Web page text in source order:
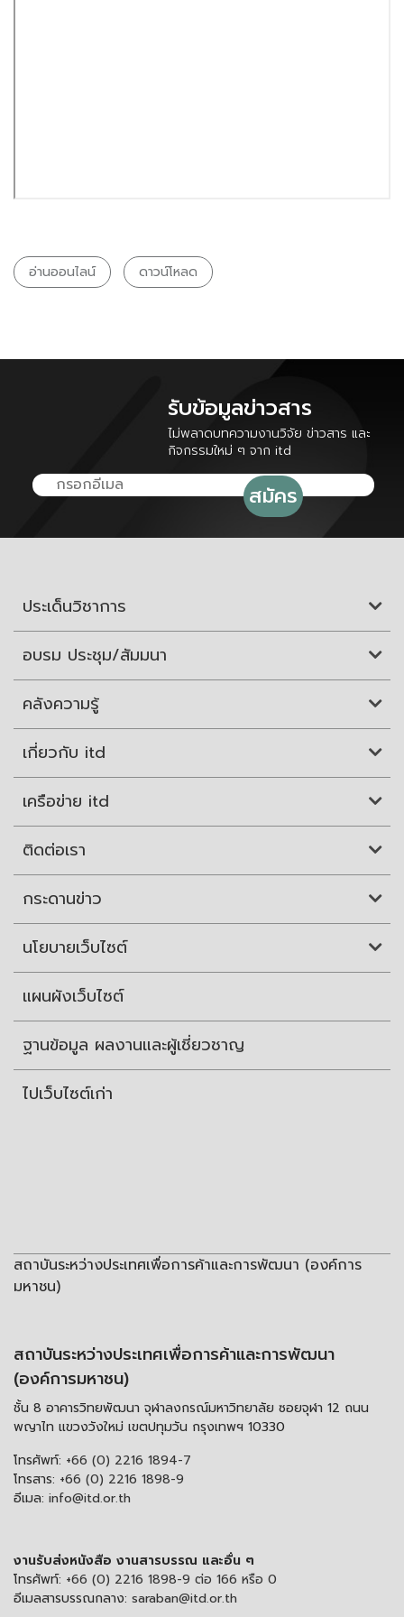
อ่านออนไลน์ ดาวน์โหลด
รับข้อมูลข่าวสาร
ไม่พลาดบทความงานวิจัย ข่าวสาร และ
กิจกรรมใหม่ ๆ จาก itd
ประเด็นวิชาการ
อบรม ประชุม/สัมมนา
คลังความรู้
เกี่ยวกับ itd
เครือข่าย itd
ติดต่อเรา
กระดานข่าว
นโยบายเว็บไซต์
แผนผังเว็บไซต์
ฐานข้อมูล ผลงานและผู้เชี่ยวชาญ
ไปเว็บไซต์เก่า
สถาบันระหว่างประเทศเพื่อการค้าและการพัฒนา (องค์การ
มหาชน)
สถาบันระหว่างประเทศเพื่อการค้าและการพัฒนา
(องค์การมหาชน)
ชั้น 8 อาคารวิทยพัฒนา จุฬาลงกรณ์มหาวิทยาลัย ซอยจุฬา 12 ถนน
พญาไท แขวงวังใหม่ เขตปทุมวัน กรุงเทพฯ 10330
โทรศัพท์: +66 (0) 2216 1894-7
โทรสาร: +66 (0) 2216 1898-9
อีเมล: info@itd.or.th
งานรับส่งหนังสือ งานสารบรรณ และอื่น ๆ
โทรศัพท์: +66 (0) 2216 1898-9 ต่อ 166 หรือ 0
อีเมลสารบรรณกลาง: saraban@itd.or.th